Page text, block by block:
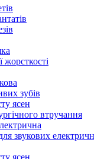
жорсткості
зубів
ясен
втручання
звукових
ясен